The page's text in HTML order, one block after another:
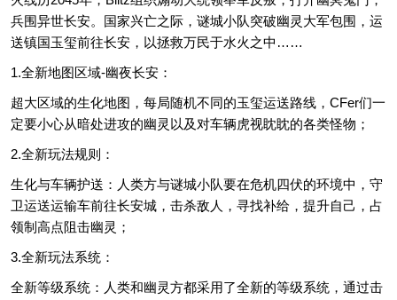
兵围异世长安。国家兴亡之际，谜城小队突破幽灵大军包围，运
送镇国玉玺前往长安，以拯救万民于水火之中……
1.全新地图区域-幽夜长安：
超大区域的生化地图，每局随机不同的玉玺运送路线，CFer们一
定要小心从暗处进攻的幽灵以及对车辆虎视眈眈的各类怪物；
2.全新玩法规则：
生化与车辆护送：人类方与谜城小队要在危机四伏的环境中，守
卫运送运输车前往长安城，击杀敌人，寻找补给，提升自己，占
领制高点阻击幽灵；
3.全新玩法系统：
全新等级系统：人类和幽灵方都采用了全新的等级系统，通过击